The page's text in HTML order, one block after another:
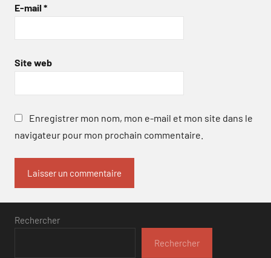
E-mail *
Site web
Enregistrer mon nom, mon e-mail et mon site dans le
navigateur pour mon prochain commentaire.
Rechercher
Rechercher